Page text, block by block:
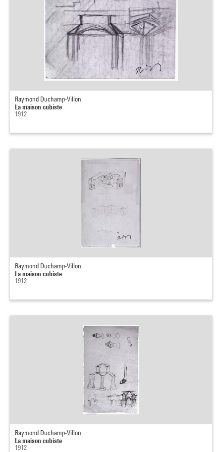
Raymond Duchamp-Villon
La maison cubiste
1912
Raymond Duchamp-Villon
La maison cubiste
1912
Raymond Duchamp-Villon
La maison cubiste
1912